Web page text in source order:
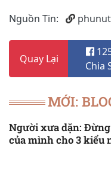
Nguồn Tin:
Quay Lại
Chia
MỚI:
Người xưa dặn:
của mình cho 3 kiểu